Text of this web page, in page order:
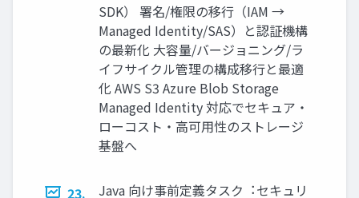
SDK） 署名/権限の移⾏（IAM →
Managed Identity/SAS）と認証機構
の最新化 ⼤容量/バージョニング/ラ
イフサイクル管理の構成移⾏と最適
化 AWS S3 Azure Blob Storage
Managed Identity 対応でセキュア・
ローコスト・⾼可⽤性のストレージ
基盤へ
23. Java 向け事前定義タスク︓セキュリ